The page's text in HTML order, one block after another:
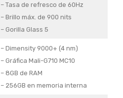
– Tasa de refresco de 60Hz
– Brillo máx. de 900 nits
– Gorilla Glass 5
– Dimensity 9000+ (4 nm)
– Gráfica Mali-G710 MC10
– 8GB de RAM
– 256GB en memoria interna